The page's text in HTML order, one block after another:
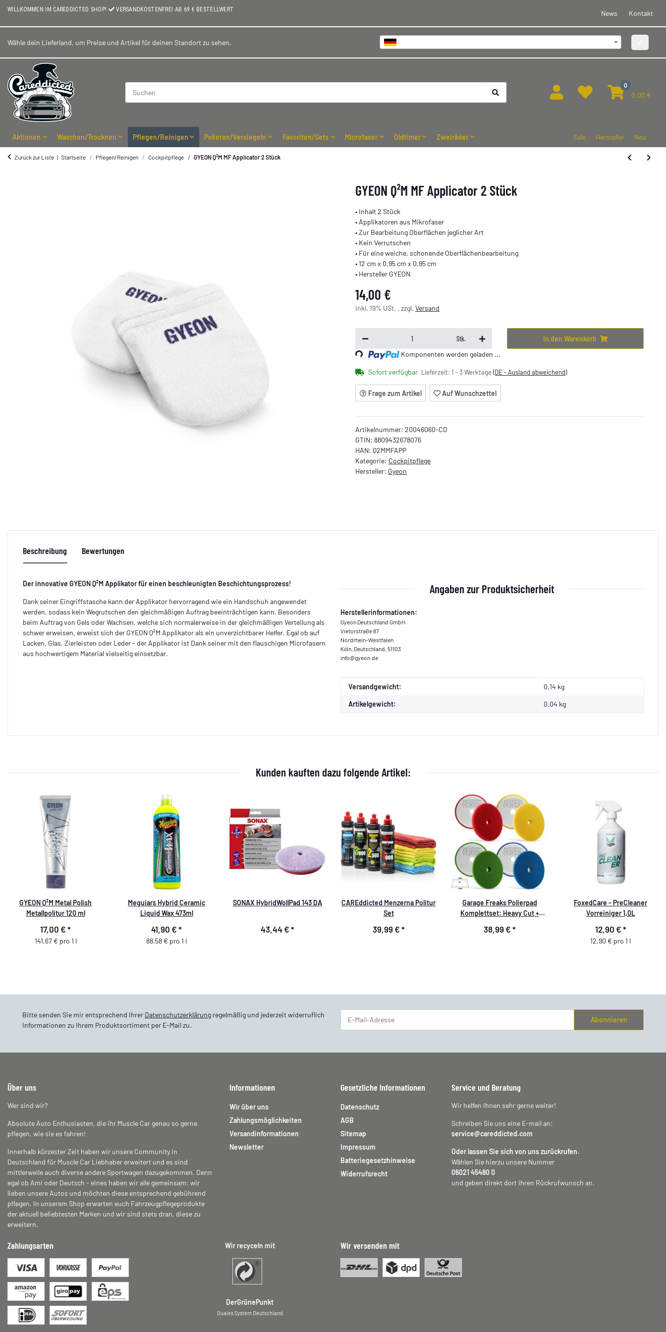
News Kontakt
WILLKOMMEN IM CAREDDICTED SHOP! VERSANDKOSTENFREI AB 69 € BESTELLWERT
Wähle dein Lieferland, um Preise und Artikel für deinen Standort zu sehen.
0
0,00 €
Aktionen Waschen/Trocknen Pflegen/Reinigen Polieren/Versiegeln Favoriten/Sets Microfaser Oldtimer Zweiräder Sale Hersteller Neu
Zurück zur Liste Startseite Pflegen/Reinigen Cockpitpflege GYEON Q²M MF Applicator 2 Stück
GYEON Q²M MF Applicator 2 Stück
• Inhalt 2 Stück
• Applikatoren aus Mikrofaser
• Zur Bearbeitung Oberflächen jeglicher Art
• Kein Verrutschen
• Für eine weiche, schonende Oberflächenbearbeitung
• 12 cm x 0,95 cm x 0,95 cm
• Hersteller GYEON
14,00 €
inkl. 19% USt. , zzgl. Versand
Stk. In den Warenkorb
Loading... Komponenten werden geladen ...
Sofort verfügbar Lieferzeit: 1 - 3 Werktage (DE - Ausland abweichend)
Frage zum Artikel Auf Wunschzettel
Artikelnummer: 20046060-CD
GTIN: 8809432678076
HAN: Q2MMFAPP
Kategorie: Cockpitpflege
Hersteller: Gyeon
Beschreibung Bewertungen
Der innovative GYEON Q²M Applikator für einen beschleunigten Beschichtungsprozess!
Dank seiner Eingriffstasche kann der Applikator hervorragend wie ein Handschuh angewendet
werden, sodass kein Wegrutschen den gleichmäßigen Auftrag beeinträchtigen kann. Besonders
beim Auftrag von Gels oder Wachsen, welche sich normalerweise in der gleichmäßigen Verteilung als
schwer erweisen, erweist sich der GYEON Q²M Applikator als ein unverzichtbarer Helfer. Egal ob auf
Lacken, Glas, Zierleisten oder Leder - der Applikator ist Dank seiner mit den flauschigen Microfasern
aus hochwertigem Material vielseitig einsetzbar.
Angaben zur Produktsicherheit
Herstellerinformationen:
Gyeon Deutschland GmbH
Vietorstraße 87
Nordrhein-Westfalen
Köln, Deutschland, 51103
info@gyeon.de
Produkteigenschaft
Wert
Versandgewicht: 0,14 kg
Artikelgewicht: 0,04 kg
Kunden kauften dazu folgende Artikel:
GYEON Q²M Metal Polish
Metallpolitur 120 ml
17,00 € *
141,67 € pro 1 l
Meguiars Hybrid Ceramic
Liquid Wax 473ml
41,90 € *
88,58 € pro 1 l
SONAX HybridWollPad 143 DA
43,44 € *
CAREddicted Menzerna Politur
Set
39,99 € *
Garage Freaks Polierpad
Komplettset: Heavy Cut +
Foam Pads 150mm
38,99 € *
FoxedCare - PreCleaner
Vorreiniger 1,0L
12,90 € *
12,90 € pro 1 l
Bitte senden Sie mir entsprechend Ihrer Datenschutzerklärung regelmäßig und jederzeit widerruflich
Informationen zu Ihrem Produktsortiment per E-Mail zu.
Abonnieren
Über uns
Wer sind wir?
Absolute Auto Enthusiasten, die ihr Muscle Car genau so gerne
pflegen, wie sie es fahren!
Innerhalb kürzester Zeit haben wir unsere Community in
Deutschland für Muscle Car Liebhaber erweitert und es sind
mittlerweile auch diverse andere Sportwagen dazugekommen. Denn
egal ob Ami oder Deutsch - eines haben wir alle gemeinsam: wir
lieben unsere Autos und möchten diese entsprechend gebührend
pflegen. In unserem Shop erwarten euch Fahrzeugpflegeprodukte
der aktuell beliebtesten Marken und wir sind stets dran, diese zu
erweitern.
Informationen
Wir über uns
Zahlungsmöglichkeiten
Versandinformationen
Newsletter
Gesetzliche Informationen
Datenschutz
AGB
Sitemap
Impressum
Batteriegesetzhinweise
Widerrufsrecht
Service und Beratung
Wir helfen Ihnen sehr gerne weiter!
Schreiben Sie uns eine E-mail an:
service@careddicted.com
Oder lassen Sie sich von uns zurückrufen.
Wählen Sie hierzu unsere Nummer
06021 45480 0
und geben direkt dort Ihren Rückrufwunsch an.
Zahlungsarten Wir recyceln mit
DerGrünePunkt
Duales System Deutschland
Wir versenden mit